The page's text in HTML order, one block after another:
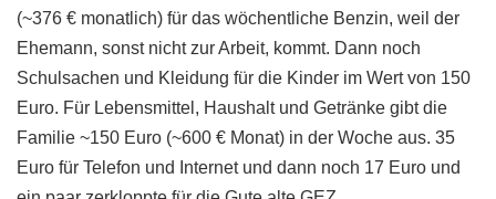
(~376 € monatlich) für das wöchentliche Benzin, weil der
Ehemann, sonst nicht zur Arbeit, kommt. Dann noch
Schulsachen und Kleidung für die Kinder im Wert von 150
Euro. Für Lebensmittel, Haushalt und Getränke gibt die
Familie ~150 Euro (~600 € Monat) in der Woche aus. 35
Euro für Telefon und Internet und dann noch 17 Euro und